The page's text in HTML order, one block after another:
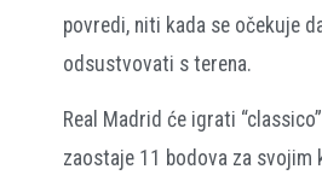
povredi, niti kada se očekuje
odsustvovati s terena.
Real Madrid će igrati
zaostaje 11 bodova za svojim